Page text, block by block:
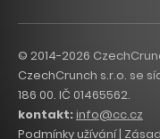
© 2014-2026
CzechCrunch s.r.o. se
186 00. IČ 01465562.
kontakt:info@cc.cz
Podmínky užívání|